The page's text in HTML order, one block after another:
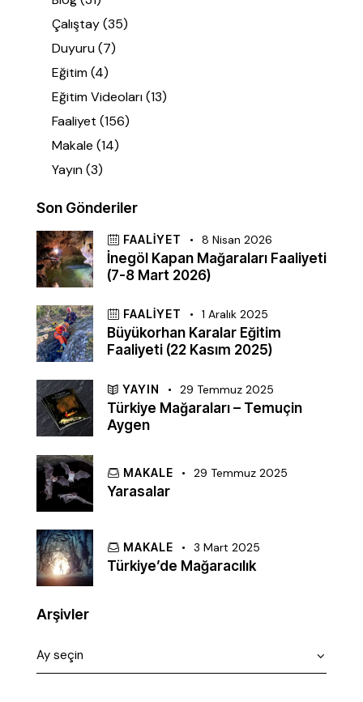
Çalıştay(35)
Duyuru(7)
Eğitim(4)
Eğitim Videoları(13)
Faaliyet (156)
Makale (14)
Yayın(3)
Son Gönderiler
FAALIYET 8 Nisan 2026
İnegöl Kapan Mağaraları Faaliyeti
(7-8 Mart 2026)
FAALIYET 1 Aralık 2025
Büyükorhan Karalar Eğitim
Faaliyeti (22 Kasım 2025)
YAYIN 29 Temmuz 2025
Türkiye Mağaraları – Temuçin
Aygen
MAKALE 29 Temmuz 2025
Yarasalar
MAKALE 3 Mart 2025
Türkiye’de Mağaracılık
Arşivler